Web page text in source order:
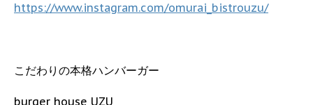
https://www.instagram.com/omurai_bistrouzu/
こだわりの本格ハンバーガー
burger house UZU